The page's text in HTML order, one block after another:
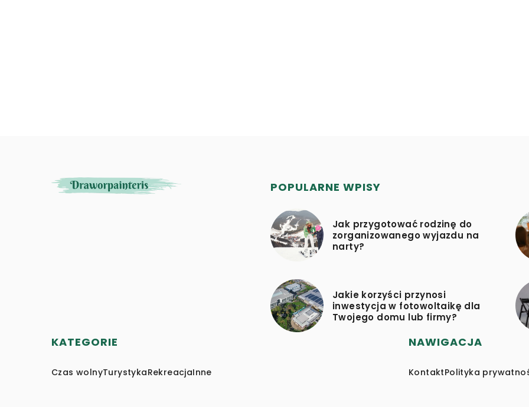
POPULARNE WPISY
Jak przygotować rodzinę do
zorganizowanego wyjazdu na
narty?
Jakie korzyści przynosi
inwestycja w fotowoltaikę dla
Twojego domu lub firmy?
KATEGORIE
Czas wolnyTurystykaRekreacjaInne
NAWIGACJA
KontaktPolityka